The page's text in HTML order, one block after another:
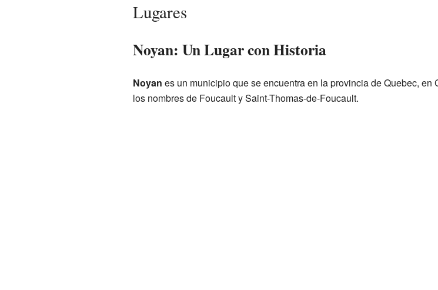
Lugares
Noyan: Un Lugar con Historia
Noyan es un municipio que se encuentra en la provincia de Quebec,
los nombres de Foucault y Saint-Thomas-de-Foucault.